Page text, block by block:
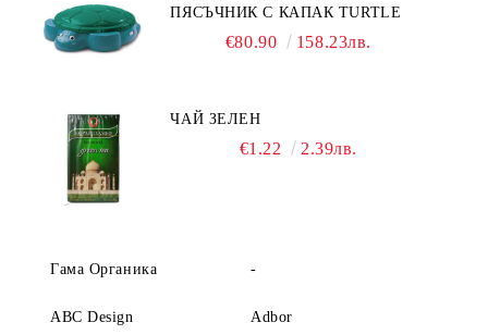
ПЯСЪЧНИК С КАПАК TURTLE
€80.90 158.23лв.
ЧАЙ ЗЕЛЕН
€1.22 2.39лв.
Гама Органика -
ABC Design Adbor